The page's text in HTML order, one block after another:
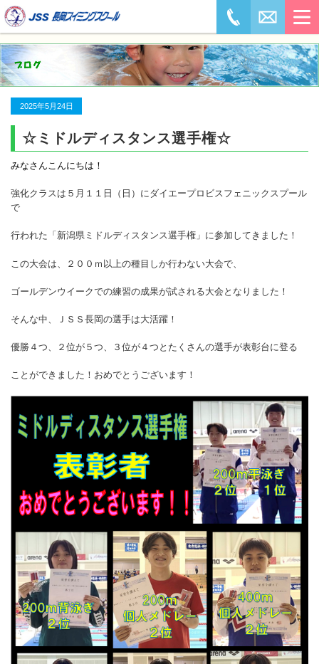
2025年5月24日
☆ミドルディスタンス選手権☆
みなさんこんにちは！
強化クラスは５月１１日（日）にダイエープロビスフェニックスプール
で
行われた「新潟県ミドルディスタンス選手権」に参加してきました！
この大会は、２００ｍ以上の種目しか行わない大会で、
ゴールデンウイークでの練習の成果が試される大会となりました！
そんな中、ＪＳＳ長岡の選手は大活躍！
優勝４つ、２位が５つ、３位が４つとたくさんの選手が表彰台に登る
ことができました！おめでとうございます！